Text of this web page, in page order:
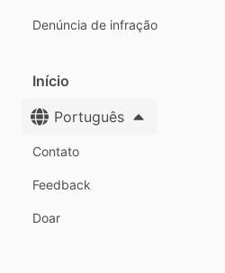
Denúncia de infração
Início
Português
Contato
Feedback
Doar